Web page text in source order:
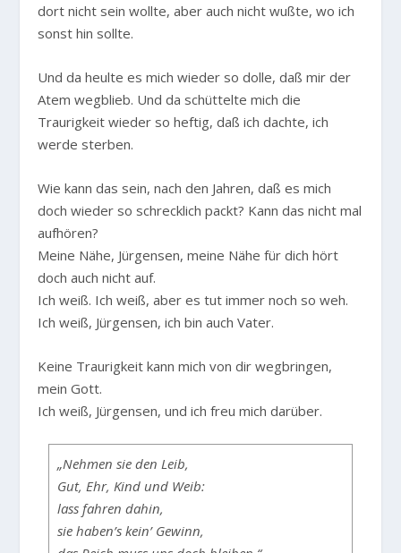
dort nicht sein wollte, aber auch nicht wußte, wo ich
sonst hin sollte.
Und da heulte es mich wieder so dolle, daß mir der
Atem wegblieb. Und da schüttelte mich die
Traurigkeit wieder so heftig, daß ich dachte, ich
werde sterben.
Wie kann das sein, nach den Jahren, daß es mich
doch wieder so schrecklich packt? Kann das nicht mal
aufhören?
Meine Nähe, Jürgensen, meine Nähe für dich hört
doch auch nicht auf.
Ich weiß. Ich weiß, aber es tut immer noch so weh.
Ich weiß, Jürgensen, ich bin auch Vater.
Keine Traurigkeit kann mich von dir wegbringen,
mein Gott.
Ich weiß, Jürgensen, und ich freu mich darüber.
„Nehmen sie den Leib,
Gut, Ehr, Kind und Weib:
lass fahren dahin,
sie haben’s kein’ Gewinn,